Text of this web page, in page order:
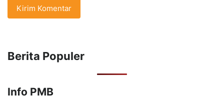
Berita Populer
Info PMB